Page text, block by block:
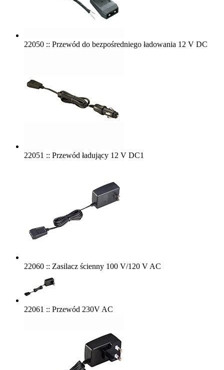
22050 :: Przewód do bezpośredniego ładowania 12 V DC
22051 :: Przewód ładujący 12 V DC1
22060 :: Zasilacz ścienny 100 V/120 V AC
22061 :: Przewód 230V AC